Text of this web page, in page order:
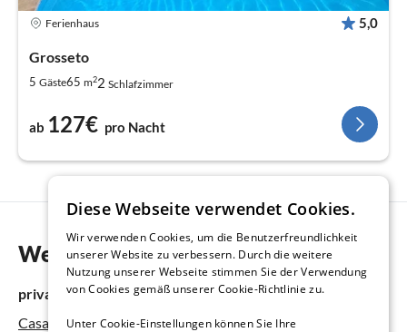
Ferienhaus 5,0
Grosseto
5 Gäste65 m22 Schlafzimmer
ab 127€ pro Nacht
Weitere Informationen
private Homepage:
Casa Plinio mit großem Privat-Pool
Diese Webseite verwendet Cookies.
Wir verwenden Cookies, um die Benutzerfreundlichkeit
unserer Website zu verbessern. Durch die weitere
Nutzung unserer Webseite stimmen Sie der Verwendung
von Cookies gemäß unserer Cookie-Richtlinie zu.
Unter Cookie-Einstellungen können Sie Ihre